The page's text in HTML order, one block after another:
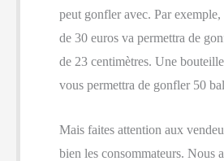
peut gonfler avec. Par
de 30 euros va permettra de
de 23 centimètres. Une
vous permettra de gonfler 50
Mais faites attention aux
bien les consommateurs. Nous